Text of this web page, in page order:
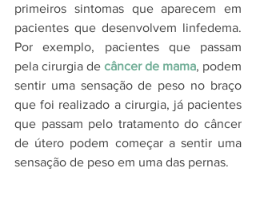
primeiros sintomas que aparecem em
pacientes que desenvolvem linfedema.
Por exemplo, pacientes que passam
pela cirurgia de câncer de mama, podem
sentir uma sensação de peso no braço
que foi realizado a cirurgia, já pacientes
que passam pelo tratamento do câncer
de útero podem começar a sentir uma
sensação de peso em uma das pernas.